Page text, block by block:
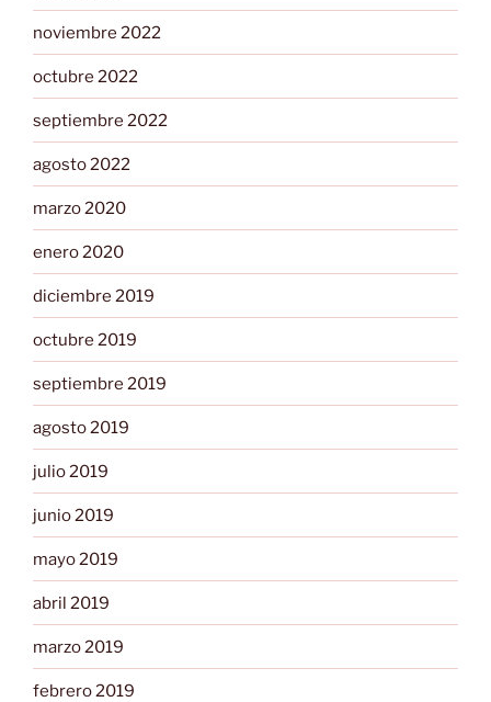
noviembre 2022
octubre 2022
septiembre 2022
agosto 2022
marzo 2020
enero 2020
diciembre 2019
octubre 2019
septiembre 2019
agosto 2019
julio 2019
junio 2019
mayo 2019
abril 2019
marzo 2019
febrero 2019